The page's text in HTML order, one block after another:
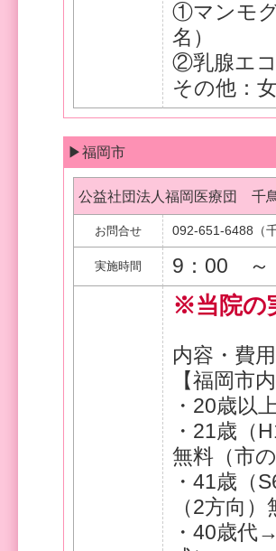
①マンモ
名）
②乳腺エ
その他：
▶福岡市
公益社団法人福岡医療団 千
お問合せ 092-651-6488（
実施時間 9：00
※当院の
内容・費用
【福岡市
・20歳以
・21歳
無料（市の
・41歳（
（2方向
・40歳